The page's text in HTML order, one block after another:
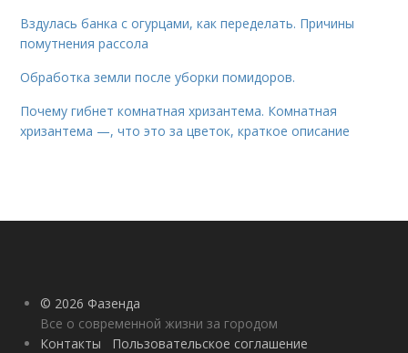
Вздулась банка с огурцами, как переделать. Причины
помутнения рассола
Обработка земли после уборки помидоров.
Почему гибнет комнатная хризантема. Комнатная
хризантема —, что это за цветок, краткое описание
© 2026 Фазенда
Все о современной жизни за городом
Контакты
Пользовательское соглашение